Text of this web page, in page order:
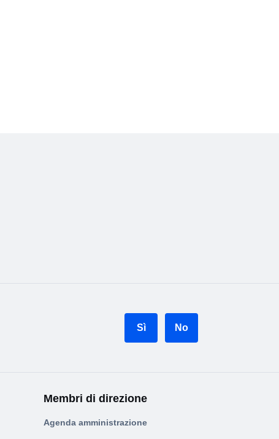
Sì No
Membri di direzione
Agenda amministrazione